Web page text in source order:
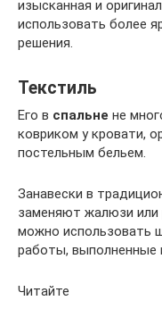
изысканная и
использовать более
решения.
Текстиль
Его в спальне не
ковриком у кровати,
постельным бельем.
Занавески в
заменяют жалюзи
можно использовать
работы, выполненные
Читайте